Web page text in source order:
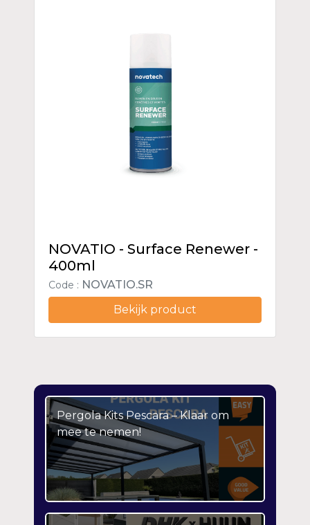
NOVATIO - Surface Renewer -
400ml
Code : NOVATIO.SR
Bekijk product
Pergola Kits Pescara – Klaar om
mee te nemen!